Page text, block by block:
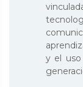
y el uso